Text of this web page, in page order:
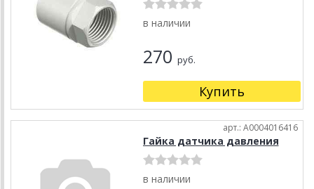
в наличии
270 руб.
Купить
арт.: A0004016416
Гайка датчика давления
в наличии